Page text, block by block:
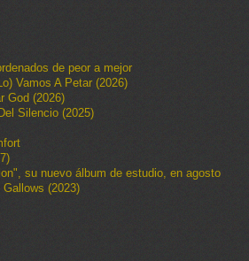
de peor a mejor
Vamos A Petar (2026)
God (2026)
Silencio (2025)
su nuevo álbum de estudio, en agosto
(2023)